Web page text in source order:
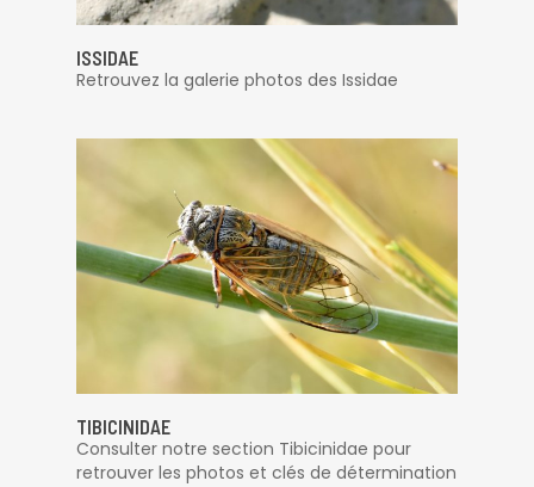
ISSIDAE
Retrouvez la galerie photos des Issidae
TIBICINIDAE
Consulter notre section Tibicinidae pour
retrouver les photos et clés de détermination